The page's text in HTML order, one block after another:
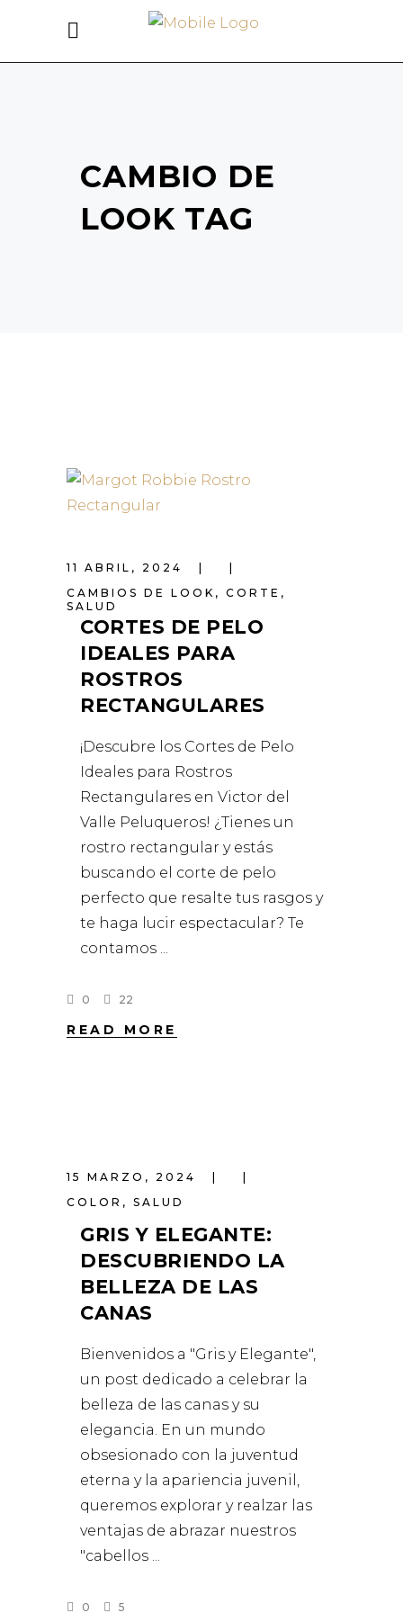
CAMBIO DE
LOOK TAG
11 ABRIL, 2024
CAMBIOS DE LOOK , CORTE ,
SALUD
CORTES DE PELO
IDEALES PARA
ROSTROS
RECTANGULARES
¡Descubre los Cortes de Pelo
Ideales para Rostros
Rectangulares en Victor del
Valle Peluqueros! ¿Tienes un
rostro rectangular y estás
buscando el corte de pelo
perfecto que resalte tus rasgos y
te haga lucir espectacular? Te
contamos
0 22
READ MORE
15 MARZO, 2024
COLOR , SALUD
GRIS Y ELEGANTE:
DESCUBRIENDO LA
BELLEZA DE LAS
CANAS
Bienvenidos a "Gris y Elegante",
un post dedicado a celebrar la
belleza de las canas y su
elegancia. En un mundo
obsesionado con la juventud
eterna y la apariencia juvenil,
queremos explorar y realzar las
ventajas de abrazar nuestros
"cabellos
0 5